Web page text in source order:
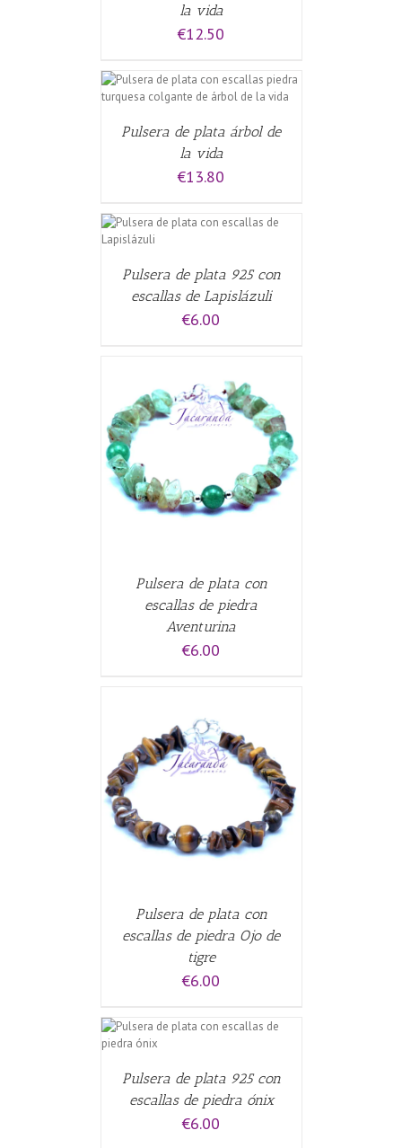
la vida
€12.50
Pulsera de plata árbol de
la vida
€13.80
Pulsera de plata 925 con
escallas de Lapislázuli
€6.00
Pulsera de plata con
escallas de piedra
Aventurina
€6.00
Pulsera de plata con
escallas de piedra Ojo de
tigre
€6.00
Pulsera de plata 925 con
escallas de piedra ónix
€6.00